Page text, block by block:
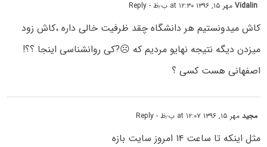
Vidalinمهر ۱۵, ۱۳۹۶ at ۱۲:۳۰ ب٫ظ - Reply
کاش میدونستیم هر دانشگاه چقد ظرفیت خالی داره ،کاش زود
میزدن دیگه نتیجه نهایو مردیم که ☹️?کی روانشناسی اینجا ؟؟!
اصفهانی هست کسی ؟
مجیدمهر ۱۵, ۱۳۹۶ at ۱۲:۰۷ ب٫ظ - Reply
مثل اینکه تا ساعت ۱۴ امروز سایت بازه